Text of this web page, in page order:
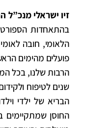
זיו ישראלי
בהתאחדות הספורט
הלאומי, חובה
פועלים מהימים
הרבות שלנו, בכל
שנים לטיפוח
הבריא של ילדי
החוסן שמתקיימים